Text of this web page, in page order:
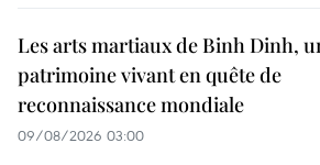
Les arts martiaux de Binh Dinh,
patrimoine vivant en quête de
reconnaissance mondiale
09/08/2026 03:00